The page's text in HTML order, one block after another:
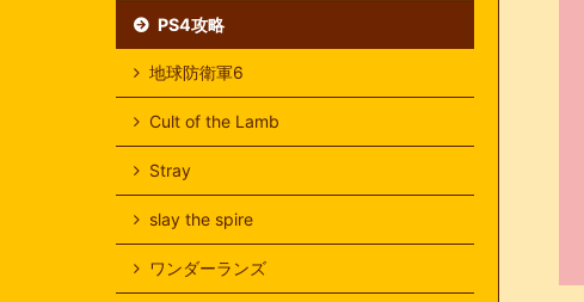
PS4攻略
地球防衛軍6
Cult of the Lamb
Stray
slay the spire
ワンダーランズ